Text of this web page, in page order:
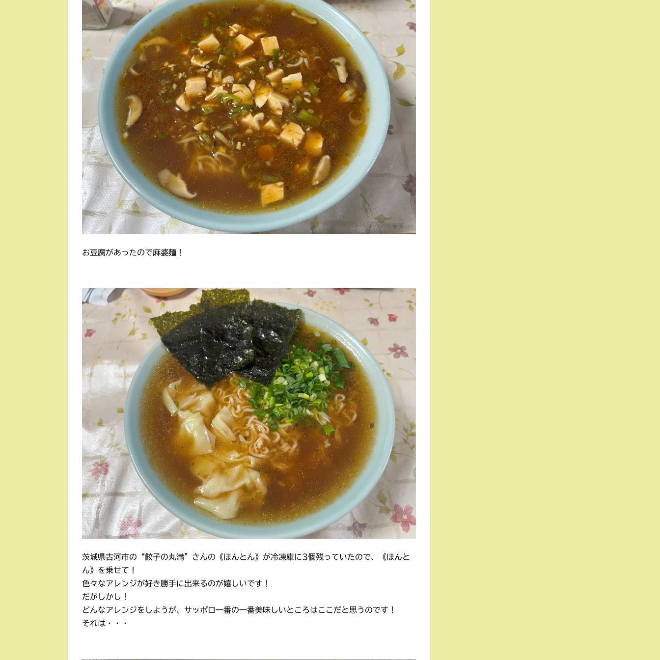
お豆腐があったので麻婆麺！
茨城県古河市の“餃子の丸満”さんの《ほんとん》が冷凍庫に3個残っていたので、《ほんと
ん》を乗せて！
色々なアレンジが好き勝手に出来るのが嬉しいです！
だがしかし！
どんなアレンジをしようが、サッポロ一番の一番美味しいところはここだと思うのです！
それは・・・